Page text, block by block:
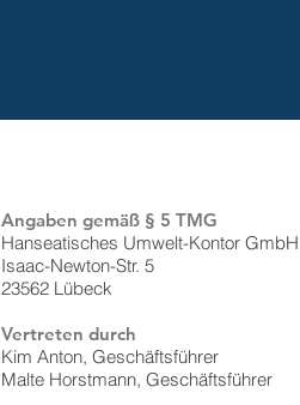
Angaben gemäß § 5 TMG
Hanseatisches Umwelt-Kontor GmbH
Isaac-Newton-Str. 5
23562 Lübeck
Vertreten durch
Kim Anton, Geschäftsführer
Malte Horstmann, Geschäftsführer